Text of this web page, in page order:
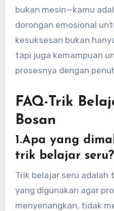
bukan mesin—kamu
dorongan emosional
kesuksesan bukan
tapi juga kemampuan
prosesnya dengan
FAQ-Trik
Bosan
1.Apa yang
trik belajar seru?
Trik belajar seru
yang digunakan agar
menyenangkan, tidak